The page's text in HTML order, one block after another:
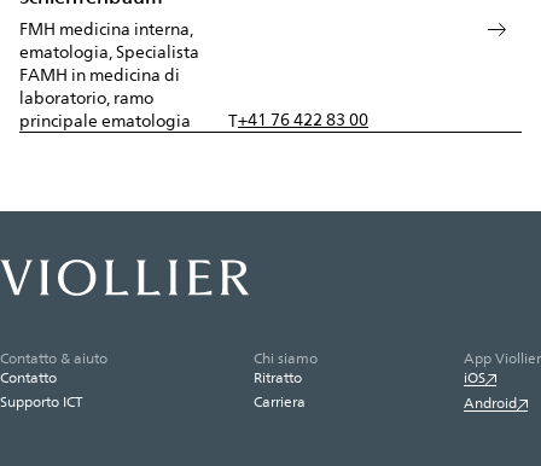
FMH medicina interna,
ematologia, Specialista
FAMH in medicina di
laboratorio, ramo
principale ematologia
T+41 76 422 83 00
Contatto & aiuto
Contatto
Supporto ICT
Chi siamo
Ritratto
Carriera
App Viollier
iOS
Android